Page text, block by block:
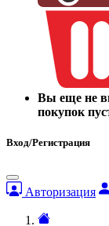
Вы еще не
покупок
Вход/Регистрация
Авторизация